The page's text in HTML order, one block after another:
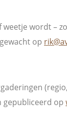
wordt –
op
gepubliceerd op